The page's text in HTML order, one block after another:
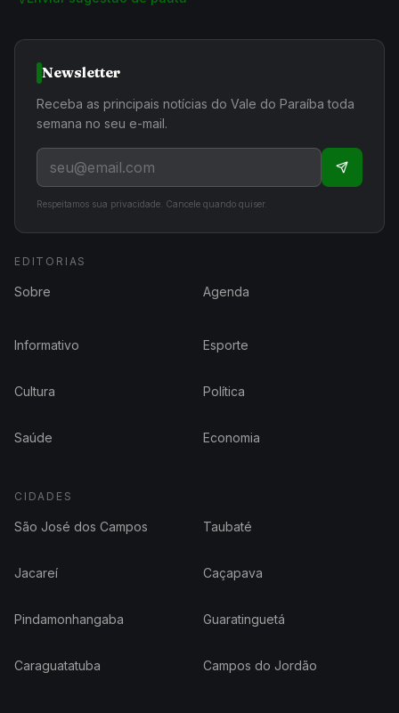
Newsletter
Receba as principais notícias do Vale do Paraíba toda
semana no seu e-mail.
Respeitamos sua privacidade. Cancele quando quiser.
EDITORIAS
Sobre Agenda
Informativo Esporte
Cultura Política
Saúde Economia
CIDADES
São José dos Campos Taubaté
Jacareí Caçapava
Pindamonhangaba Guaratinguetá
Caraguatatuba Campos do Jordão